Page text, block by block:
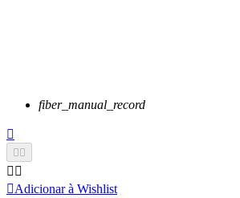
fiber_manual_record


 
Adicionar à Wishlist